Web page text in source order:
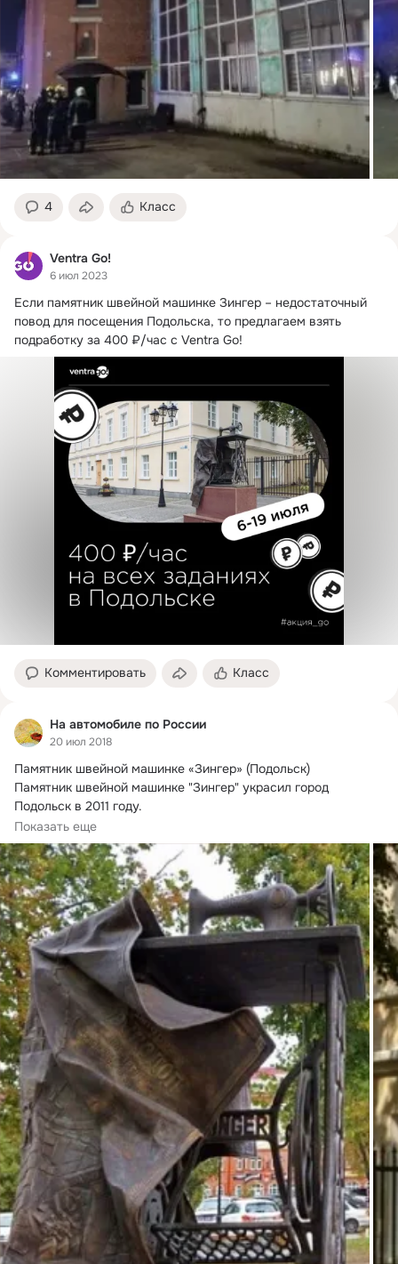
4 Класс
Ventra Go!
6 июл 2023
Если памятник швейной машинке Зингер – недостаточный
повод для посещения Подольска, то предлагаем взять
подработку за 400 ₽/час с Ventra Go!
Комментировать Класс
На автомобиле по России
20 июл 2018
Памятник швейной машинке «Зингер» (Подольск)
Памятник швейной машинке "Зингер" украсил город
Подольск в 2011 году.
Монумент Зингеру ...
Показать еще